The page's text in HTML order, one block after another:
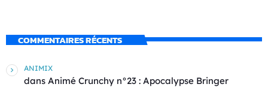
COMMENTAIRES RÉCENTS
ANIMIX
dans Animé Crunchy n°23 : Apocalypse Bringer